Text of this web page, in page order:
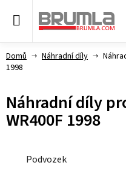
Domů Náhradní díly
1998
Náhradní díly
WR400F 1998
Podvozek